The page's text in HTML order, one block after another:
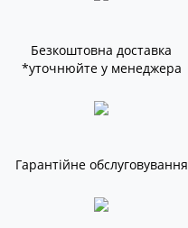
Безкоштовна доставка
*уточнюйте у менеджера
Гарантійне обслуговування